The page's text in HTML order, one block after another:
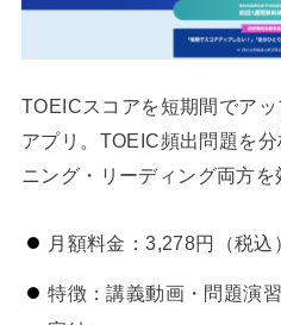
TOEICスコアを短期間でア
アプリ。TOEIC頻出問題を
ニング・リーディング両方を
月額料金：3,278円（税込
特徴：講義動画・問題演